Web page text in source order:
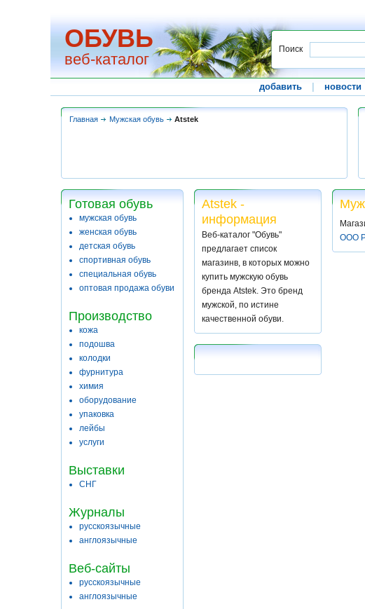
ОБУВЬ
веб-каталог
Поиск
добавить новости
Главная Мужская обувь Atstek
Готовая обувь
мужская обувь
женская обувь
детская обувь
спортивная обувь
специальная обувь
оптовая продажа обуви
Производство
кожа
подошва
колодки
фурнитура
химия
оборудование
упаковка
лейбы
услуги
Выставки
СНГ
Журналы
русскоязычные
англоязычные
Веб-сайты
русскоязычные
англоязычные
Atstek -
информация
Веб-каталог "Обувь"
предлагает список
магазинв, в которых можно
купить мужскую обувь
бренда Atstek. Это бренд
мужской, по истине
качественной обуви.
ООО